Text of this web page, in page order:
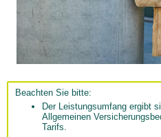
Beachten Sie bitte:
Der Leistungsumfang ergibt
Allgemeinen
Tarifs.